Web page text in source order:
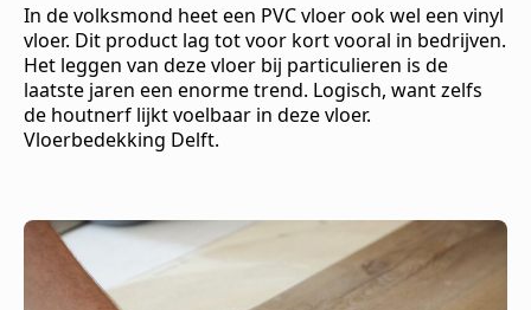
In de volksmond heet een PVC vloer ook wel een vinyl
vloer. Dit product lag tot voor kort vooral in bedrijven.
Het leggen van deze vloer bij particulieren is de
laatste jaren een enorme trend. Logisch, want zelfs
de houtnerf lijkt voelbaar in deze vloer.
Vloerbedekking Delft.